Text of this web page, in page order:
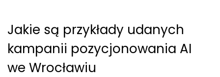
Jakie są przykłady udanych
kampanii pozycjonowania AI
we Wrocławiu